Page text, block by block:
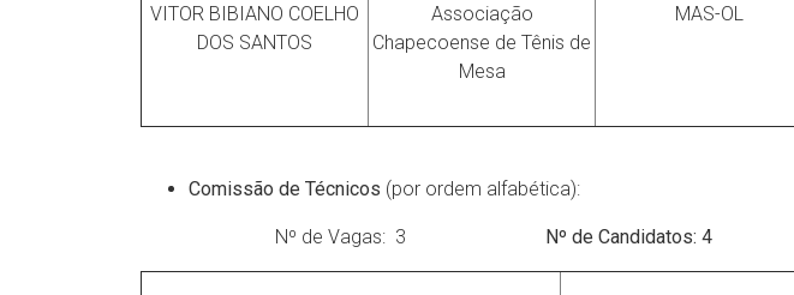
VITOR BIBIANO COELHO
DOS SANTOS
Associação
Chapecoense de Tênis de
Mesa
MAS-OL
Comissão de Técnicos (por ordem alfabética):
Nº de Vagas: 3 Nº de Candidatos: 4